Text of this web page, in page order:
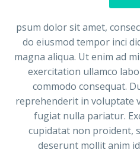
psum dolor sit amet,
do eiusmod tempor inci
magna aliqua. Ut enim ad
exercitation ullamco
commodo consequat.
reprehenderit in voluptate
fugiat nulla pariatur.
cupidatat non proident,
deserunt mollit anim